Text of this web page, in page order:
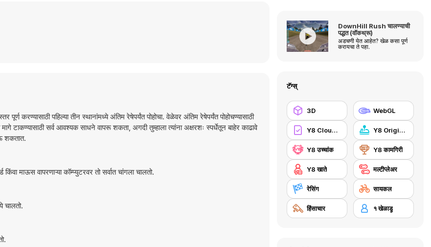
करण्यासाठी पहिल्या तीन स्थानांमध्ये अंतिम रेषेपर्यंत पोहोचा. वेळेवर अंतिम रेषेपर्यंत पोहोचण्यासाठी
मागे टाकण्यासाठी सर्व आवश्यक साधने वापरू शकता, अगदी तुम्हाला त्यांना अक्षरशः स्पर्धेतून बाहेर काढावे
शकतात.
किंवा माऊस वापरणाऱ्या कॉम्प्युटरवर तो सर्वात चांगला चालतो.
चालतो.
DownHill Rush चालण्याची
पद्धत (वॉकथ्रू)
अडचणी येत आहेत? खेळ कसा पूर्ण
करायचा ते पहा.
टॅग्स्
3D WebGL
Y8 Cloud Save Y8 Originals
Y8 उच्चांक Y8 कामगिरी
Y8 खाते मल्टीप्लेअर
रेसिंग सायकल
हिंसाचार १ खेळाडू